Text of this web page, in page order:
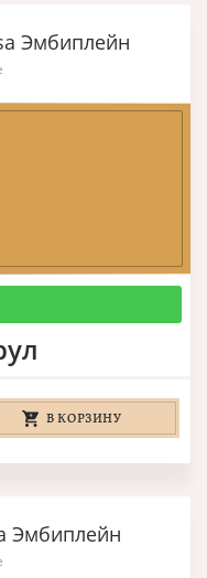
Эмбиплейн
В КОРЗИНУ
Эмбиплейн